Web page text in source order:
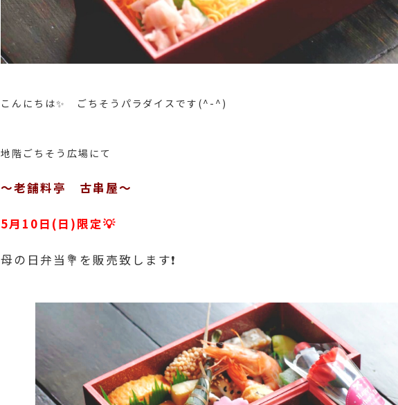
こんにちは✨ ごちそうパラダイスです(^-^)
地階ごちそう広場にて
〜老舗料亭 古串屋～
5月10日(日)限定💡
母の日弁当💐を販売致します❗